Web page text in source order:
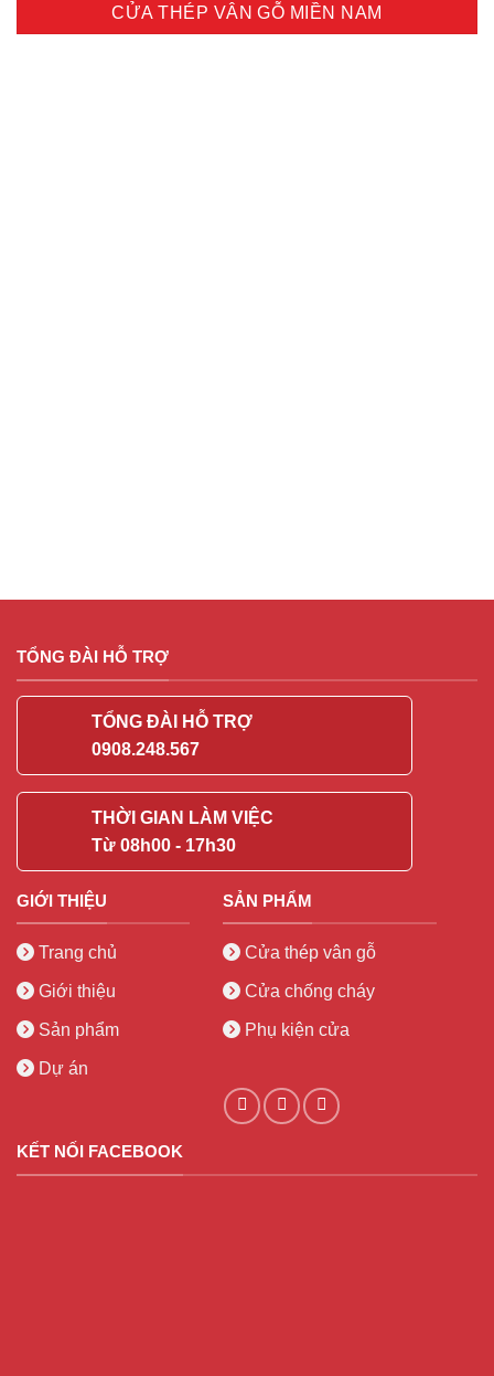
CỬA THÉP VÂN GỖ MIỀN NAM
TỔNG ĐÀI HỖ TRỢ
TỔNG ĐÀI HỖ TRỢ
0908.248.567
THỜI GIAN LÀM VIỆC
Từ 08h00 - 17h30
GIỚI THIỆU
Trang chủ
Giới thiệu
Sản phẩm
Dự án
SẢN PHẨM
Cửa thép vân gỗ
Cửa chống cháy
Phụ kiện cửa
KẾT NỐI FACEBOOK